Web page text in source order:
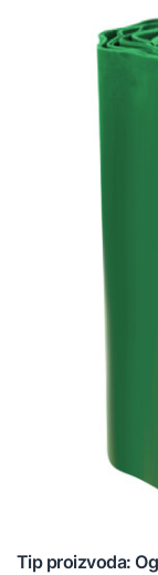
Tip proizvoda: